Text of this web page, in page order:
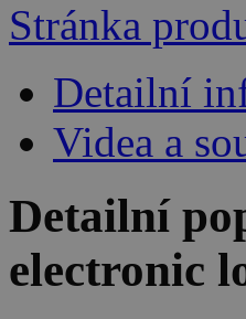
Stránka
Detailní
Videa a
Detailní
electronic